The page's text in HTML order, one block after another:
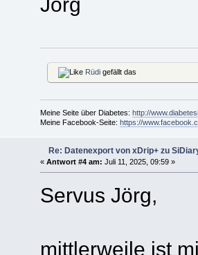
Rüdigefällt das
Meine Seite über Diabetes: http://
Meine Facebook-Seite: https://
Re: Datenexport von xDrip+ zu
« Antwort #4 am: Juli 11, 2025, 09:59 »
Servus Jörg,
mittlerweile ist